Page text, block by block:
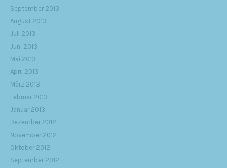
September 2013
August 2013
Juli 2013
Juni 2013
Mai 2013
April 2013
März 2013
Februar 2013
Januar 2013
Dezember 2012
November 2012
Oktober 2012
September 2012